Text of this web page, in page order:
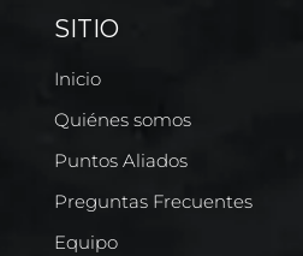
SITIO
Inicio
Quiénes somos
Puntos Aliados
Preguntas Frecuentes
Equipo